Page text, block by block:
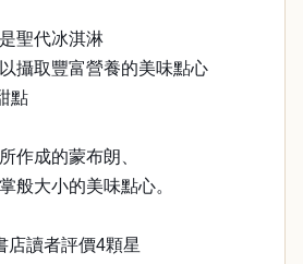
聖代冰淇淋
攝取豐富營養的美味點心
點
作成的蒙布朗、
般大小的美味點心。
店讀者評價4顆星